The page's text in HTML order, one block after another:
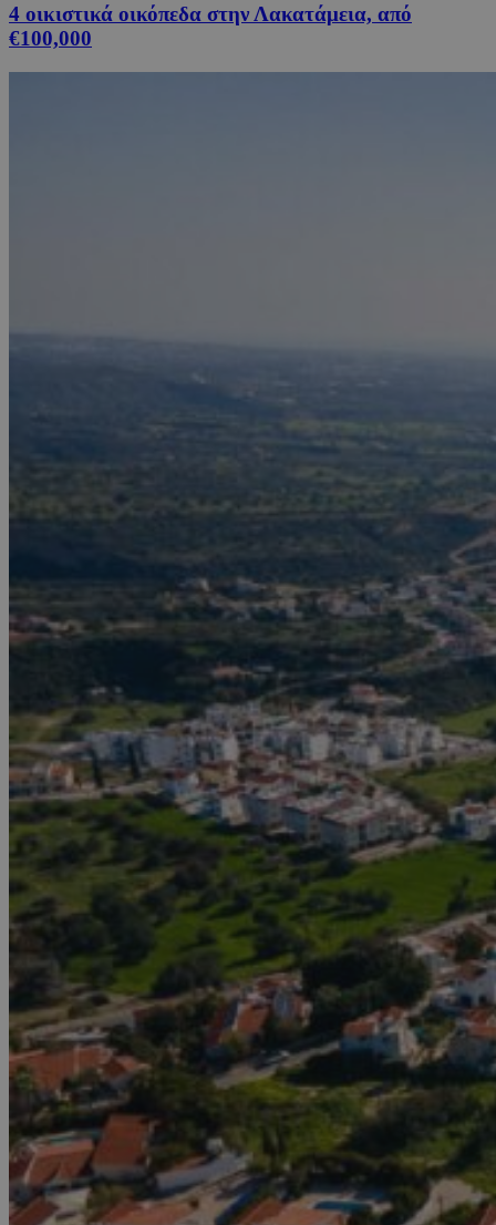
4 οικιστικά οικόπεδα στην Λακατάμεια, από
€100,000